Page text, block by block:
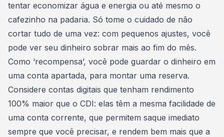
tentar economizar água e energia ou até mesmo o
cafezinho na padaria. Só tome o cuidado de não
cortar tudo de uma vez: com pequenos ajustes, você
pode ver seu dinheiro sobrar mais ao fim do mês.
Como ‘recompensa’, você pode guardar o dinheiro em
uma conta apartada, para montar uma reserva.
Considere contas digitais que tenham rendimento
100% maior que o CDI: elas têm a mesma facilidade de
uma conta corrente, que permitem saque imediato
sempre que você precisar, e rendem bem mais que a